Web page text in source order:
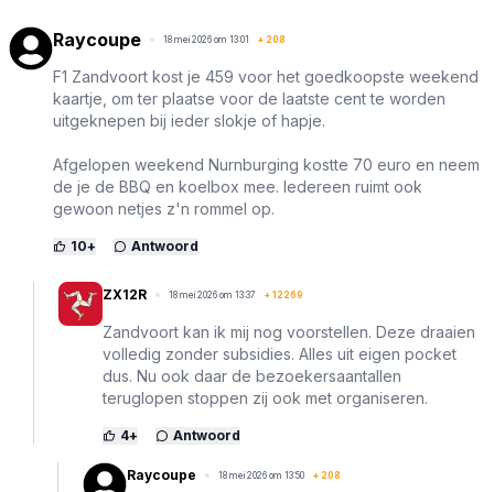
Raycoupe 18 mei 2026 om 13:01 + 208
F1 Zandvoort kost je 459 voor het goedkoopste weekend
kaartje, om ter plaatse voor de laatste cent te worden
uitgeknepen bij ieder slokje of hapje.
Afgelopen weekend Nurnburging kostte 70 euro en neem
de je de BBQ en koelbox mee. Iedereen ruimt ook
gewoon netjes z'n rommel op.
10+ Antwoord
ZX12R 18 mei 2026 om 13:37 + 12269
Zandvoort kan ik mij nog voorstellen. Deze draaien
volledig zonder subsidies. Alles uit eigen pocket
dus. Nu ook daar de bezoekersaantallen
teruglopen stoppen zij ook met organiseren.
4+ Antwoord
Raycoupe 18 mei 2026 om 13:50 + 208